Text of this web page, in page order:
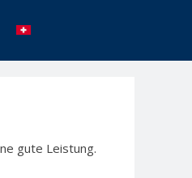
gute Leistung.